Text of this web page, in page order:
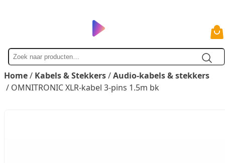
Zoek
naar
Home/ Kabels & Stekkers/Audio-kabels & stekkers
/ OMNITRONIC XLR-kabel 3-pins 1.5m bk